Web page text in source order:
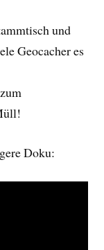
und
Geocacher es
Doku: